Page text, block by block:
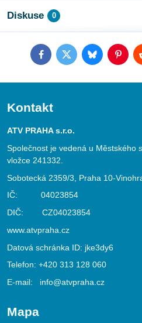
Diskuse 0
FacebookTwitterBluesky
Kontakt
ATV PRAHA s.r.o.
Společnost je vedená u Městského
vložce 241332.
Sobotecká 2359/3, Praha 10-
IČ: 04023854
DIČ: CZ04023854
www.atvpraha.cz
Datová schránka ID: jke3dy6
Telefon: +420 313 128 060
E-mail: info@atvpraha.cz
Mapa